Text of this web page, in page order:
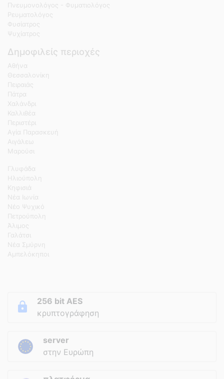
Πνευμονολόγος - Φυματιολόγος
Ρευματολόγος
Φυσίατρος
Ψυχίατρος
Δημοφιλείς περιοχές
Αθήνα
Θεσσαλονίκη
Πειραιάς
Πάτρα
Χαλάνδρι
Καλλιθέα
Περιστέρι
Αγία Παρασκευή
Αιγάλεω
Μαρούσι
Γλυφάδα
Ηλιούπολη
Κηφισιά
Νέα Ιωνία
Νέο Ψυχικό
Πετρούπολη
Άλιμος
Γαλάτσι
Νέα Σμύρνη
Αμπελόκηποι
256 bit AES
κρυπτογράφηση
server
στην Ευρώπη